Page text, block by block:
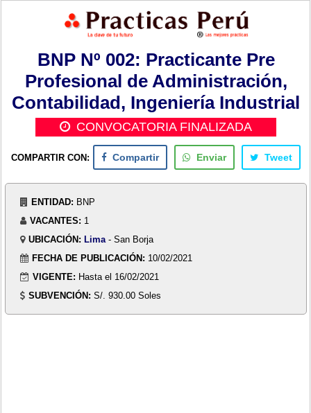
BNP Nº 002: Practicante Pre
Profesional de Administración,
Contabilidad, Ingeniería Industrial
CONVOCATORIA FINALIZADA
COMPARTIR CON: Compartir Enviar Tweet
ENTIDAD: BNP
VACANTES: 1
UBICACIÓN: Lima - San Borja
FECHA DE PUBLICACIÓN: 10/02/2021
VIGENTE: Hasta el 16/02/2021
SUBVENCIÓN: S/. 930.00 Soles